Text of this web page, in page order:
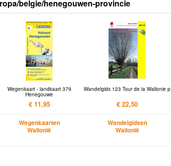
belgie/henegouwen-provincie
Wegenkaart - landkaart 379
Henegouwe
€ 11,95
Wegenkaarten
Wallonië
Wandelgids 123 Tour de la Wallonie p
€ 22,50
Wandelgidsen
Wallonië